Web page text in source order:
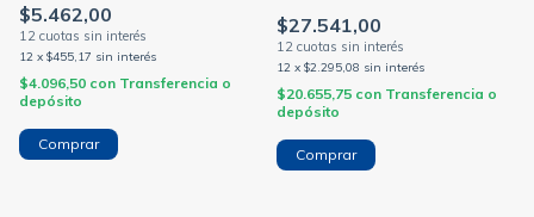
$5.462,00
12 x $455,17 sin interés
$4.096,50 con Transferencia o
depósito
$27.541,00
12 x $2.295,08 sin interés
$20.655,75 con Transferencia o
depósito
Comprar